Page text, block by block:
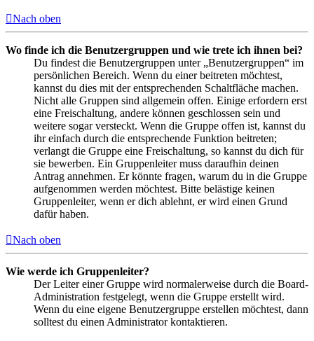
Nach oben
Wo finde ich die Benutzergruppen und wie trete ich ihnen bei?
Du findest die Benutzergruppen unter „Benutzergruppen“ im
persönlichen Bereich. Wenn du einer beitreten möchtest,
kannst du dies mit der entsprechenden Schaltfläche machen.
Nicht alle Gruppen sind allgemein offen. Einige erfordern erst
eine Freischaltung, andere können geschlossen sein und
weitere sogar versteckt. Wenn die Gruppe offen ist, kannst du
ihr einfach durch die entsprechende Funktion beitreten;
verlangt die Gruppe eine Freischaltung, so kannst du dich für
sie bewerben. Ein Gruppenleiter muss daraufhin deinen
Antrag annehmen. Er könnte fragen, warum du in die Gruppe
aufgenommen werden möchtest. Bitte belästige keinen
Gruppenleiter, wenn er dich ablehnt, er wird einen Grund
dafür haben.
Nach oben
Wie werde ich Gruppenleiter?
Der Leiter einer Gruppe wird normalerweise durch die Board-
Administration festgelegt, wenn die Gruppe erstellt wird.
Wenn du eine eigene Benutzergruppe erstellen möchtest, dann
solltest du einen Administrator kontaktieren.